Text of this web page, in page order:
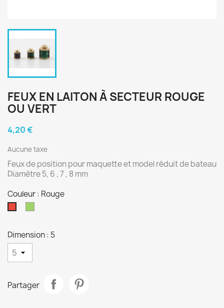
FEUX EN LAITON À SECTEUR ROUGE
OU VERT
4,20 €
Aucune taxe
Feux de position pour maquette et model réduit de bateau
Diamètre 5, 6 , 7 , 8 mm
Couleur : Rouge
Dimension : 5
Partager